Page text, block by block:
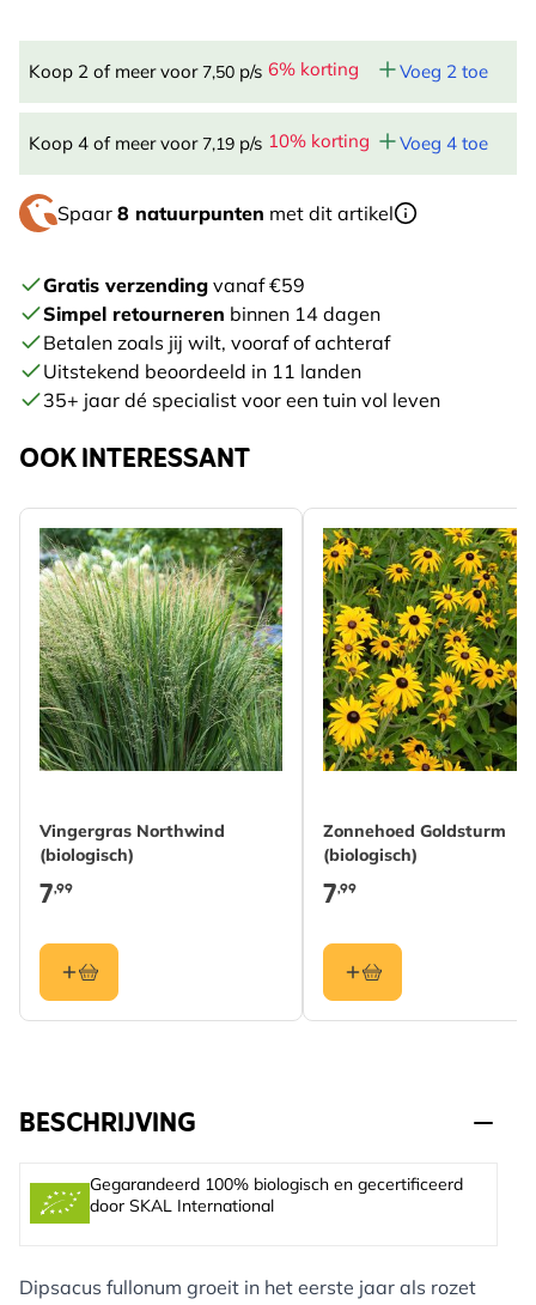
Koop 2 of meer voor 7,50 p/s 6% korting Voeg 2 toe
Koop 4 of meer voor 7,19 p/s 10% korting Voeg 4 toe
Spaar 8 natuurpunten met dit artikel
Gratis verzending vanaf €59
Simpel retourneren binnen 14 dagen
Betalen zoals jij wilt, vooraf of achteraf
Uitstekend beoordeeld in 11 landen
35+ jaar dé specialist voor een tuin vol leven
OOK INTERESSANT
Vingergras Northwind
(biologisch)
7,99
Zonnehoed Goldsturm
(biologisch)
7,99
BESCHRIJVING
Gegarandeerd 100% biologisch en gecertificeerd
door SKAL International
Dipsacus fullonum groeit in het eerste jaar als rozet